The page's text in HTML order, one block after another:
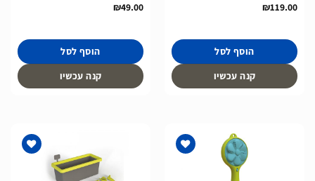
₪119.00
הוסף לסל
קנה עכשיו
₪49.00
הוסף לסל
קנה עכשיו